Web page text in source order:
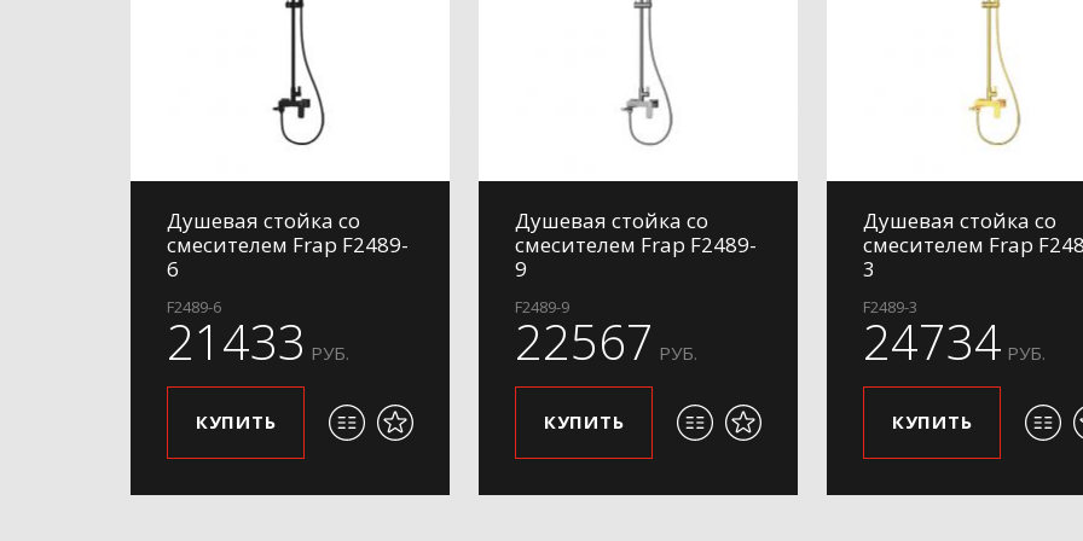
Душевая стойка со
смесителем Frap F2489-
6
F2489-6
21433 РУБ.
КУПИТЬ
Душевая стойка со
смесителем Frap F2489-
9
F2489-9
22567 РУБ.
КУПИТЬ
Душевая стойка со
смесителем Frap
3
F2489-3
24734 РУБ.
КУПИТЬ